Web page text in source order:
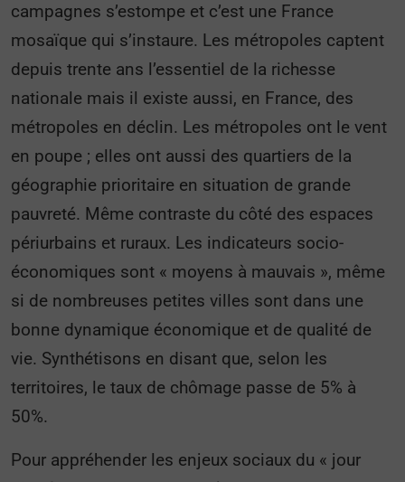
campagnes s’estompe et c’est une France
mosaïque qui s’instaure. Les métropoles captent
depuis trente ans l’essentiel de la richesse
nationale mais il existe aussi, en France, des
métropoles en déclin. Les métropoles ont le vent
en poupe ; elles ont aussi des quartiers de la
géographie prioritaire en situation de grande
pauvreté. Même contraste du côté des espaces
périurbains et ruraux. Les indicateurs socio-
économiques sont « moyens à mauvais », même
si de nombreuses petites villes sont dans une
bonne dynamique économique et de qualité de
vie. Synthétisons en disant que, selon les
territoires, le taux de chômage passe de 5% à
50%.
Pour appréhender les enjeux sociaux du « jour